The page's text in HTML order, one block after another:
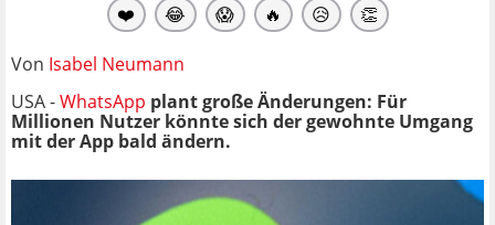
❤️ 😂 😱 🔥 😥 👏
Von Isabel Neumann
USA -WhatsApp plant große Änderungen: Für
Millionen Nutzer könnte sich der gewohnte Umgang
mit der App bald ändern.